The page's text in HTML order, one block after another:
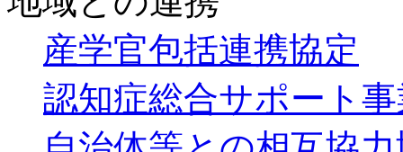
産学官包括連携協定
認知症総合サポート